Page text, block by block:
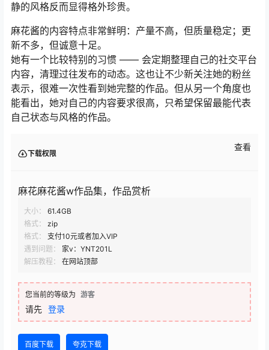
静的风格反而显得格外珍贵。
麻花酱的内容特点非常鲜明：产量不高，但质量稳定；更
新不多，但诚意十足。
她有一个比较特别的习惯 —— 会定期整理自己的社交平台
内容，清理过往发布的动态。这也让不少新关注她的粉丝
表示，很难一次性看到她完整的作品。但从另一个角度也
能看出，她对自己的内容要求很高，只希望保留最能代表
自己状态与风格的作品。
下载权限
查看
麻花麻花酱w作品集，作品赏析
大小：
61.4GB
格式：
zip
格式：
支付10元或者加入VIP
遇到问题：
家v：YNT201L
解压教程：
在网站顶部
您当前的等级为 游客
请先 登录
百度下载 夸克下载